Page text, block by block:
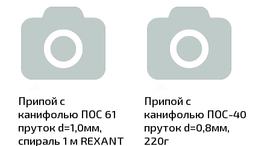
Припой с
канифолью ПОС 61
пруток d=1,0мм,
спираль 1 м REXANT
Припой с
канифолью ПОС-40
пруток d=0,8мм,
220г